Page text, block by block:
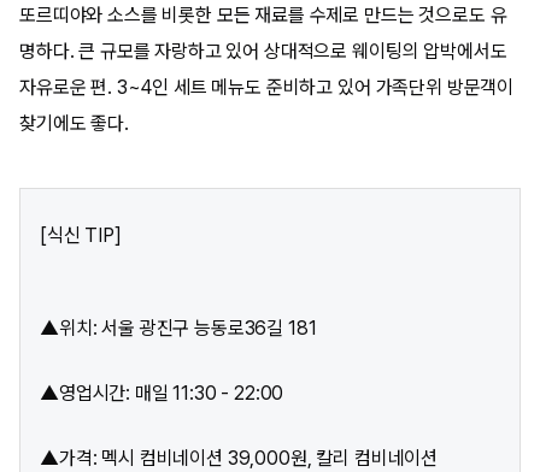
또르띠야와 소스를 비롯한 모든 재료를 수제로 만드는 것으로도 유
명하다. 큰 규모를 자랑하고 있어 상대적으로 웨이팅의 압박에서도
자유로운 편. 3~4인 세트 메뉴도 준비하고 있어 가족단위 방문객이
찾기에도 좋다.
[식신 TIP]
▲위치: 서울 광진구 능동로36길 181
▲영업시간: 매일 11:30 - 22:00
▲가격: 멕시 컴비네이션 39,000원, 칼리 컴비네이션